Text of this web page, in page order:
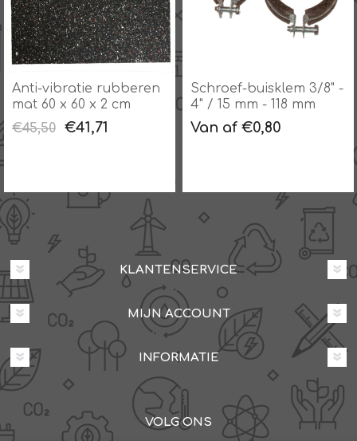
Anti-vibratie rubberen
mat 60 x 60 x 2 cm
€45,50
€41,71
Schroef-buisklem 3/8" -
4" / 15 mm - 118 mm
Van af €0,80
KLANTENSERVICE
MIJN ACCOUNT
INFORMATIE
VOLG ONS